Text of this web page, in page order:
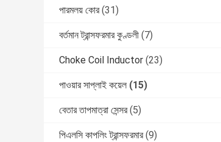
পারমলয় কোর (31)
বর্তমান ট্রান্সফরমার কুণ্ডলী (7)
Choke Coil Inductor (23)
পাওয়ার সাপ্লাই কয়েল (15)
বেতার তাপমাত্রা সেন্সর (5)
পিএলসি কাপলিং ট্রান্সফরমার (9)